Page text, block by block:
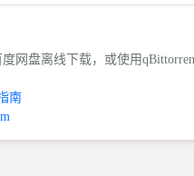
网盘离线下载，或使用
南